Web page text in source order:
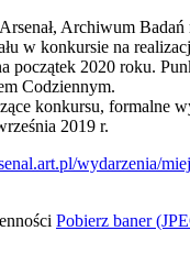
Archiwum
w konkursie na
początek 2020 roku.
Codziennym.
konkursu, formalne
2019 r.
wydarzenia/
Pobierz baner